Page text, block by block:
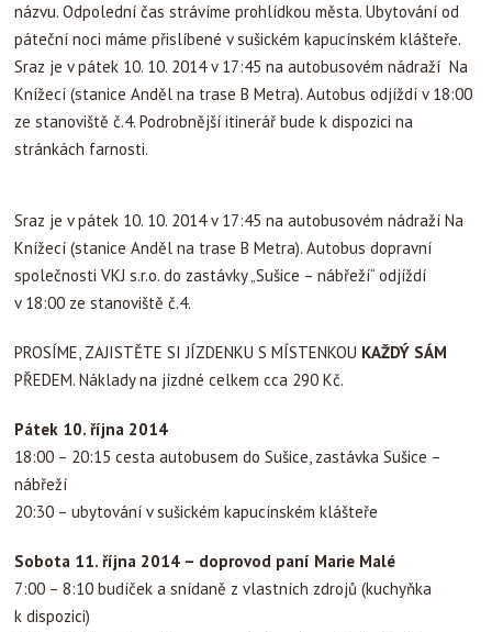
názvu. Odpolední čas strávíme prohlídkou města. Ubytování od
páteční noci máme přislíbené v sušickém kapucínském klášteře.
Sraz je v pátek 10. 10. 2014 v 17:45 na autobusovém nádraží Na
Knížecí (stanice Anděl na trase B Metra). Autobus odjíždí v 18:00
ze stanoviště č.4. Podrobnější itinerář bude k dispozici na
stránkách farnosti.
Sraz je v pátek 10. 10. 2014 v 17:45 na autobusovém nádraží Na
Knížecí (stanice Anděl na trase B Metra). Autobus dopravní
společnosti VKJ s.r.o. do zastávky „Sušice – nábřeží“ odjíždí
v 18:00 ze stanoviště č.4.
PROSÍME, ZAJISTĚTE SI JÍZDENKU S MÍSTENKOU KAŽDÝ SÁM
PŘEDEM. Náklady na jízdné celkem cca 290 Kč.
Pátek 10. října 2014
18:00 – 20:15 cesta autobusem do Sušice, zastávka Sušice –
nábřeží
20:30 – ubytování v sušickém kapucínském klášteře
Sobota 11. října 2014 – doprovod paní Marie Malé
7:00 – 8:10 budíček a snídaně z vlastních zdrojů (kuchyňka
k dispozici)